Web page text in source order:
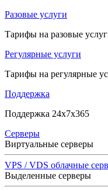
Разовые услуги
Тарифы на разовые
Регулярные услуги
Тарифы на регулярные
Поддержка
Поддержка 24x7x365
Серверы
Виртуальные серверы
VPS / VDS облачные
Выделенные серверы